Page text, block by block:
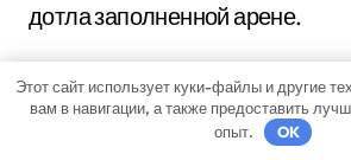
дотла заполненной арене.
Сразу же после начала боя
свои мастерство и готовность
Этот сайт использует куки-файлы и другие
вам в навигации, а также предоставить
опыт.
OK